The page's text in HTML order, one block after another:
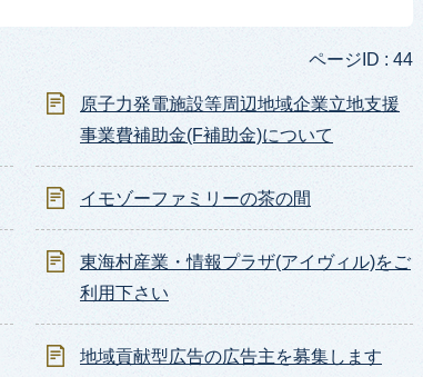
ページID : 44
原子力発電施設等周辺地域企業立地支援
事業費補助金(F補助金)について
イモゾーファミリーの茶の間
東海村産業・情報プラザ(アイヴィル)をご
利用下さい
地域貢献型広告の広告主を募集します